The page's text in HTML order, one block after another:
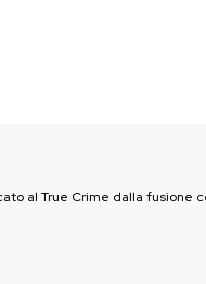
al True Crime dalla fusione